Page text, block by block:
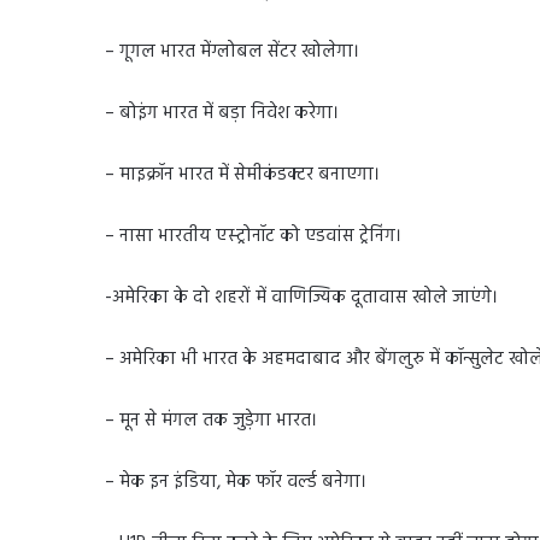
– गूगल भारत मेंग्लोबल सेंटर खोलेगा।
– बोइंग भारत में बड़ा निवेश करेगा।
– माइक्रॉन भारत में सेमीकंडक्टर बनाएगा।
– नासा भारतीय एस्ट्रोनॉट को एडवांस ट्रेनिंग।
-अमेरिका के दो शहरों में वाणिज्यिक दूतावास खोले जाएंगे।
– अमेरिका भी भारत के अहमदाबाद और बेंगलुरु में कॉन्सुलेट
– मून से मंगल तक जुड़ेगा भारत।
– मेक इन इंडिया, मेक फॉर वर्ल्ड बनेगा।